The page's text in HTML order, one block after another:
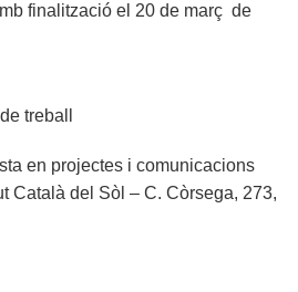
finalització el 20 de març de
treball
en projectes i comunicacions
Català del Sòl – C. Còrsega, 273,